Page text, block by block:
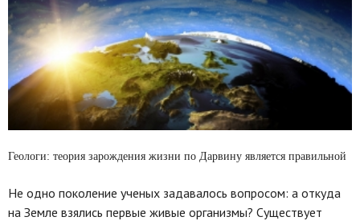
Геологи: теория зарождения жизни по Дарвину является правильной
Не одно поколение ученых задавалось вопросом: а откуда
на Земле взялись первые живые организмы? Существует